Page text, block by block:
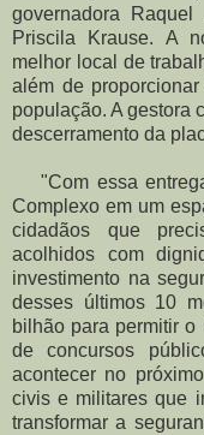
governadora
Priscila Krause. A
melhor local de
além de
população. A gestora
descerramento da
"Com essa
Complexo em um
cidadãos que
acolhidos com
investimento na
desses últimos 10
bilhão para permitir
de concursos
acontecer no
civis e militares que
transformar a